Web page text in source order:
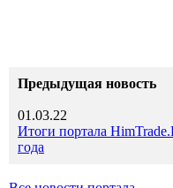
Предыдущая новость
01.03.22
Итоги портала
года